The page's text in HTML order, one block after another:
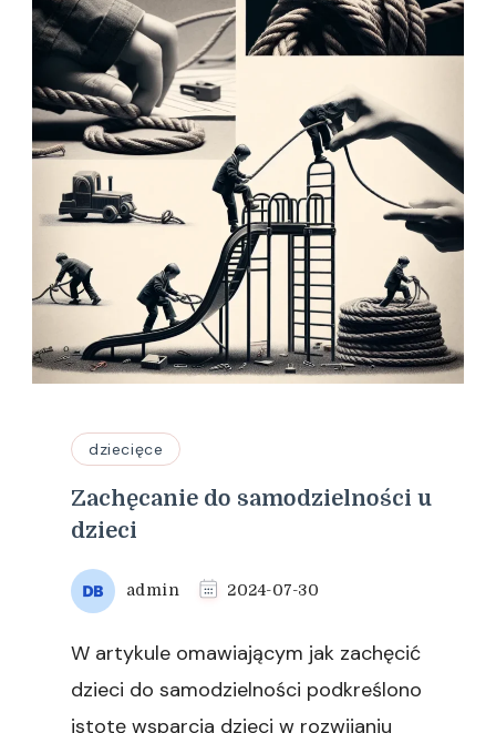
dziecięce
Zachęcanie do samodzielności u
dzieci
admin 2024-07-30
W artykule omawiającym jak zachęcić
dzieci do samodzielności podkreślono
istotę wsparcia dzieci w rozwijaniu